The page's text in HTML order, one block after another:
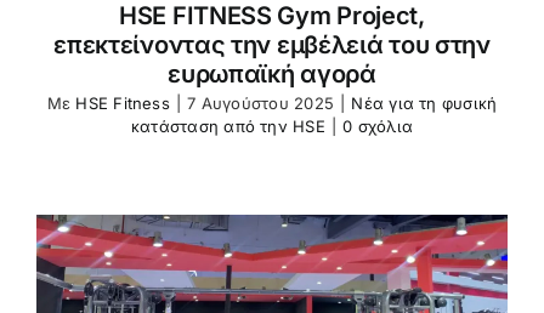
HSE FITNESS Gym Project,
επεκτείνοντας την εμβέλειά του στην
ευρωπαϊκή αγορά
Με HSE Fitness 7 Αυγούστου 2025
Νέα για τη φυσική
κατάσταση από την HSE
0 σχόλια